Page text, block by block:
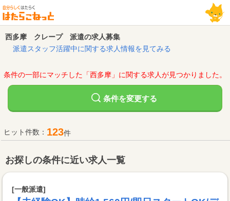
西多摩 クレープ 派遣の求人募集
派遣スタッフ活躍中に関する求人情報を見てみる
条件の一部にマッチした「西多摩」に関する求人が見つかりました。
条件を変更する
ヒット件数： 123件
お探しの条件に近い求人一覧
[一般派遣]